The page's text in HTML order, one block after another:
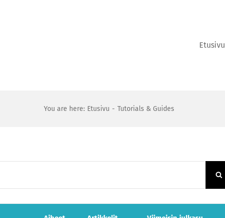
Etusivu
You are here: Etusivu Tutorials & Guides